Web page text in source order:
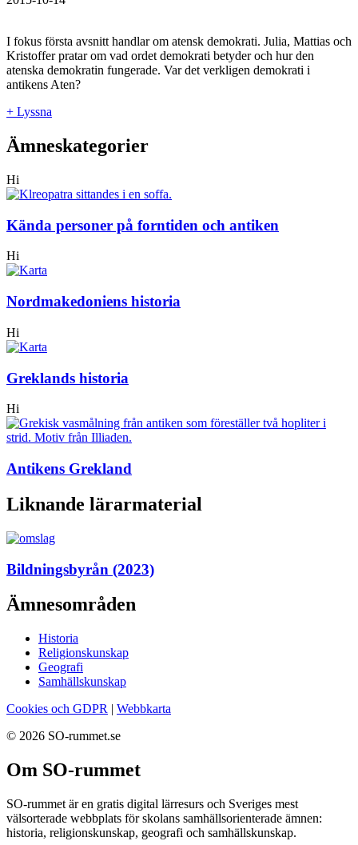
I fokus första avsnitt handlar om atensk demokrati. Julia, Mattias och
Kristoffer pratar om vad ordet demokrati betyder och hur den
atenska demokratin fungerade. Var det verkligen demokrati i
antikens Aten?
+ Lyssna
Ämneskategorier
Hi
Kända personer på forntiden och antiken
Hi
Nordmakedoniens historia
Hi
Greklands historia
Hi
Antikens Grekland
Liknande lärarmaterial
Bildningsbyrån (2023)
Ämnesområden
Historia
Religionskunskap
Geografi
Samhällskunskap
Cookies och GDPR | Webbkarta
© 2026 SO-rummet.se
Om SO-rummet
SO-rummet är en gratis digital lärresurs och Sveriges mest
välsorterade webbplats för skolans samhällsorienterade ämnen:
historia, religionskunskap, geografi och samhällskunskap.